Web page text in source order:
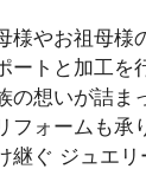
様やお祖母様
ートと加工を
の想いが詰ま
フォームも承
継ぐ ジュエ